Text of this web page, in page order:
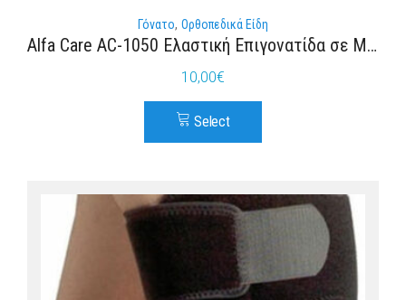
Γόνατο Ορθοπεδικά Είδη
Alfa Care AC-1050 Ελαστική Επιγονατίδα σε Μπεζ χρώμα
10,00€
Select